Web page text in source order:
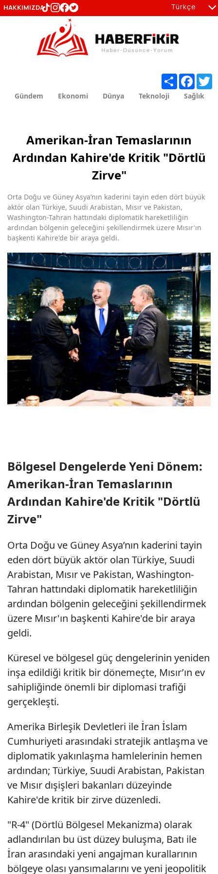
Gündem Ekonomi Dünya Teknoloji Sağlık
Amerikan-İran Temaslarının
Ardından Kahire'de Kritik "Dörtlü
Zirve"
Orta Doğu ve Güney Asya’nın kaderini tayin eden dört büyük
aktör olan Türkiye, Suudi Arabistan, Mısır ve Pakistan,
Washington-Tahran hattındaki diplomatik hareketliliğin
ardından bölgenin geleceğini şekillendirmek üzere Mısır'ın
başkenti Kahire'de bir araya geldi.
Bölgesel Dengelerde Yeni Dönem:
Amerikan-İran Temaslarının
Ardından Kahire'de Kritik "Dörtlü
Zirve"
Orta Doğu ve Güney Asya’nın kaderini tayin
eden dört büyük aktör olan Türkiye, Suudi
Arabistan, Mısır ve Pakistan, Washington-
Tahran hattındaki diplomatik hareketliliğin
ardından bölgenin geleceğini şekillendirmek
üzere Mısır'ın başkenti Kahire'de bir araya
geldi.
Küresel ve bölgesel güç dengelerinin yeniden
inşa edildiği kritik bir dönemeçte, Mısır’ın ev
sahipliğinde önemli bir diplomasi trafiği
gerçekleşti.
Amerika Birleşik Devletleri ile İran İslam
Cumhuriyeti arasındaki stratejik antlaşma ve
diplomatik yakınlaşma hamlelerinin hemen
ardından; Türkiye, Suudi Arabistan, Pakistan
ve Mısır dışişleri bakanları düzeyinde
Kahire'de kritik bir zirve düzenledi.
"R-4" (Dörtlü Bölgesel Mekanizma) olarak
adlandırılan bu üst düzey buluşma, Batı ile
İran arasındaki yeni angajman kurallarının
bölgeye olası yansımalarını ve yeni jeopolitik
Share
Türkçe
en
HAKKIMIZDA